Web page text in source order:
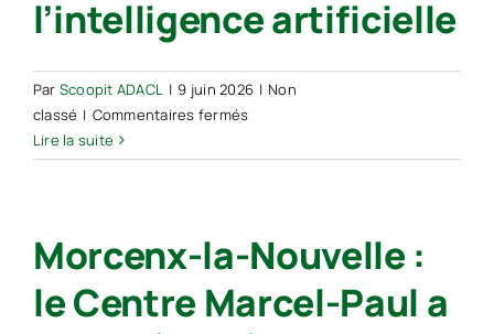
plus
fragiles,
Morcenx
dans
Landes
l’intelligence artificielle
Par Scoopit ADACL | 9 juin 2026 | Non
classé | Commentaires ferméssur
la-
premier
bilan
timide
pour
Lire la suite
Morcenx-la-Nouvelle :
le Centre Marcel-Paul a